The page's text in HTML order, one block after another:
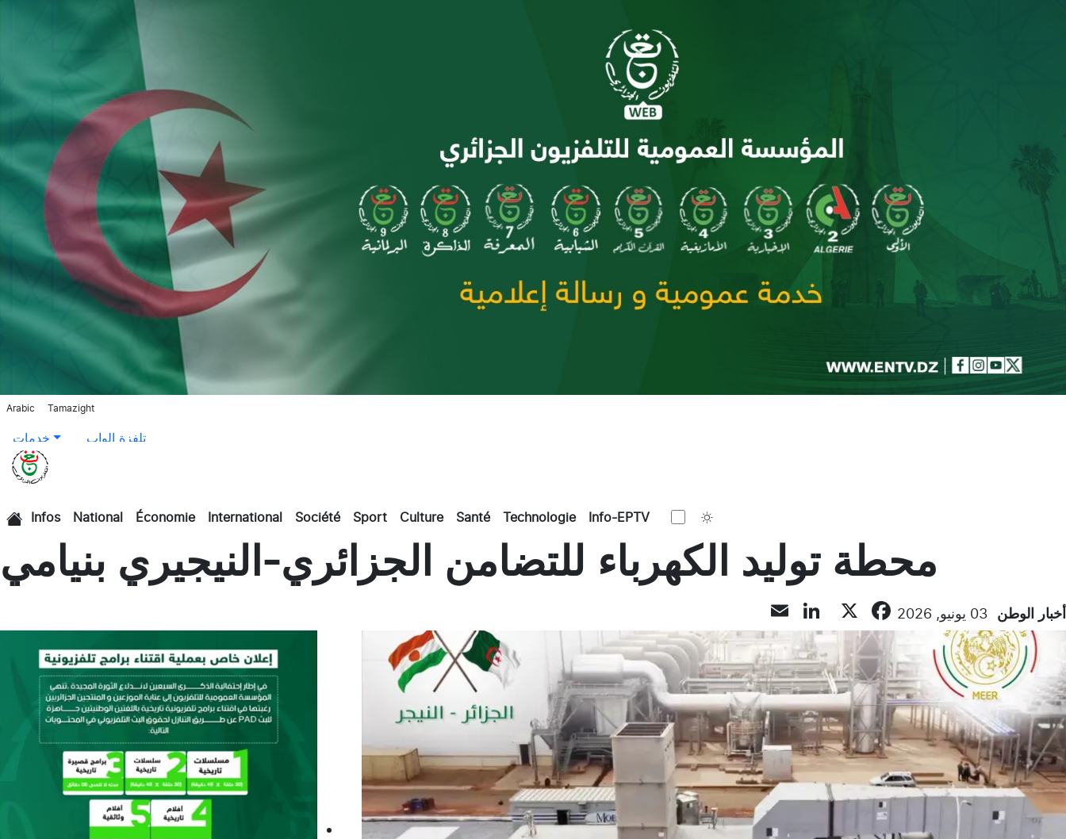
Aller au contenu principal
Arabic Tamazight
خدمات تلفزة الواب
الرئيسية
Infos National Économie International Société Sport Culture Santé Technologie Info-EPTV
محطة توليد الكهرباء للتضامن الجزائري-النيجيري بنيامي
أخبار الوطن 03 يونيو, 2026 Facebook
LinkedIn